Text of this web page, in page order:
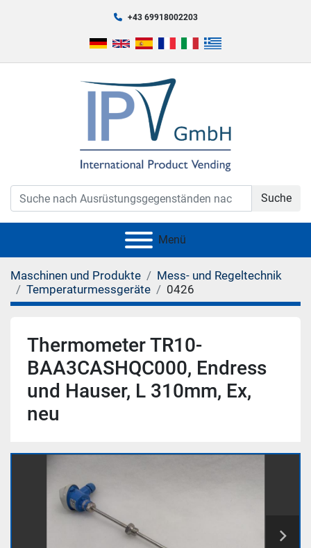
+43 69918002203
Suche
Menü
Maschinen und Produkte
Mess- und Regeltechnik
Temperaturmessgeräte
0426
Thermometer TR10-
BAA3CASHQC000, Endress
und Hauser, L 310mm, Ex,
neu